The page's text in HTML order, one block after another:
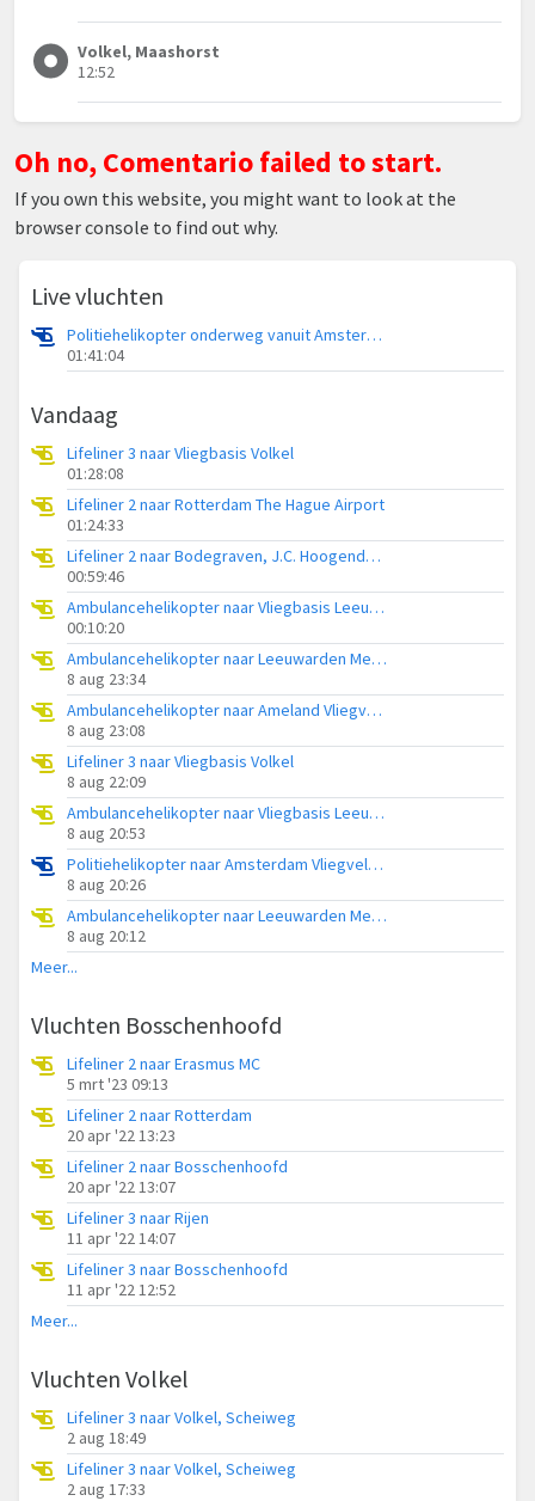
Volkel, Maashorst
12:52
Oh no, Comentario failed to start.
If you own this website, you might want to look at the
browser console to find out why.
Live vluchten
Politiehelikopter onderweg vanuit Amsterdam Vliegveld Schiphol
01:41:04
Vandaag
Lifeliner 3 naar Vliegbasis Volkel
01:28:08
Lifeliner 2 naar Rotterdam The Hague Airport
01:24:33
Lifeliner 2 naar Bodegraven, J.C. Hoogendoornlaan
00:59:46
Ambulancehelikopter naar Vliegbasis Leeuwarden
00:10:20
Ambulancehelikopter naar Leeuwarden Medical Center Heliport
8 aug 23:34
Ambulancehelikopter naar Ameland Vliegveld Ballum
8 aug 23:08
Lifeliner 3 naar Vliegbasis Volkel
8 aug 22:09
Ambulancehelikopter naar Vliegbasis Leeuwarden
8 aug 20:53
Politiehelikopter naar Amsterdam Vliegveld Schiphol
8 aug 20:26
Ambulancehelikopter naar Leeuwarden Medical Center Heliport
8 aug 20:12
Meer...
Vluchten Bosschenhoofd
Lifeliner 2 naar Erasmus MC
5 mrt '23 09:13
Lifeliner 2 naar Rotterdam
20 apr '22 13:23
Lifeliner 2 naar Bosschenhoofd
20 apr '22 13:07
Lifeliner 3 naar Rijen
11 apr '22 14:07
Lifeliner 3 naar Bosschenhoofd
11 apr '22 12:52
Meer...
Vluchten Volkel
Lifeliner 3 naar Volkel, Scheiweg
2 aug 18:49
Lifeliner 3 naar Volkel, Scheiweg
2 aug 17:33